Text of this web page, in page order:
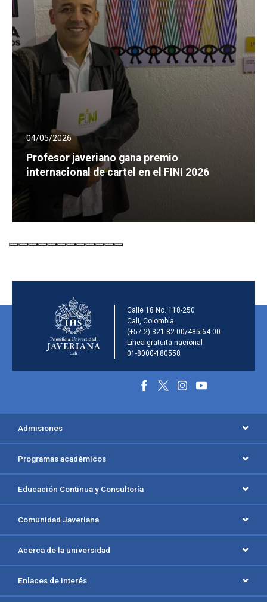
04/05/2026
Profesor javeriano gana premio
internacional de cartel en el FINI 2026
Información de la
Calle 18 No. 118-250
Cali, Colombia.
(+57-2) 321-82-00/485-64-00
Línea gratuita nacional
01-8000-180558
Información y redes
Menú principal del footer
Admisiones
Programas académicos
Educación Continua y Consultoría
Comunidad Javeriana
Acerca de la universidad
Enlaces de interés